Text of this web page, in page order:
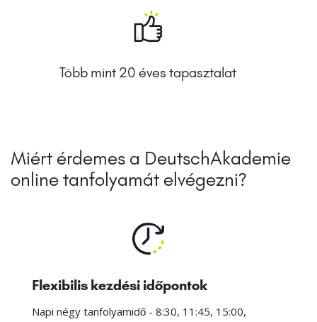
Több mint 20 éves tapasztalat
Miért érdemes a DeutschAkademie
online tanfolyamát elvégezni?
Flexibilis kezdési időpontok
Napi négy tanfolyamidő - 8:30, 11:45, 15:00,